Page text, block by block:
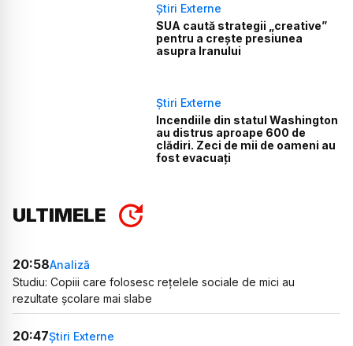
Știri Externe
SUA caută strategii „creative”
pentru a crește presiunea
asupra Iranului
Știri Externe
Incendiile din statul Washington
au distrus aproape 600 de
clădiri. Zeci de mii de oameni au
fost evacuați
ULTIMELE
20:58Analiză
Studiu: Copiii care folosesc rețelele sociale de mici au
rezultate școlare mai slabe
20:47Știri Externe